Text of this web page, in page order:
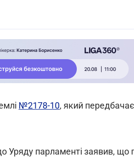
№2178-10, який передбачає
Уряду парламенті заявив, що